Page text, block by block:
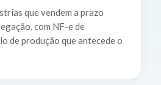
que vendem a prazo
com NF-e de
de produção que antecede o